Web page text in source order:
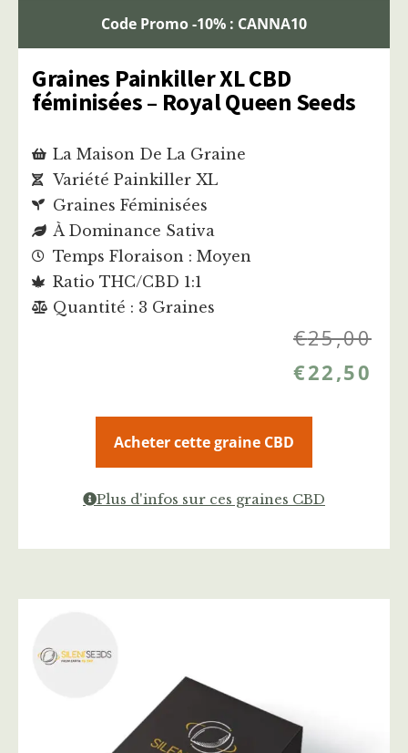
Code Promo -10% : CANNA10
Graines Painkiller XL CBD
féminisées – Royal Queen Seeds
La Maison De La Graine
Variété Painkiller XL
Graines Féminisées
À Dominance Sativa
Temps Floraison : Moyen
Ratio THC/CBD 1:1
Quantité : 3 Graines
€25,00
€22,50
Acheter cette graine CBD
Plus d'infos sur ces graines CBD